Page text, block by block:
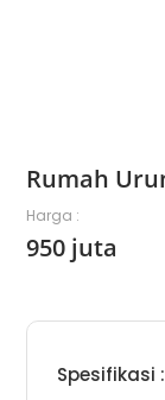
Rumah
Harga :
950 juta
Spesifikasi :